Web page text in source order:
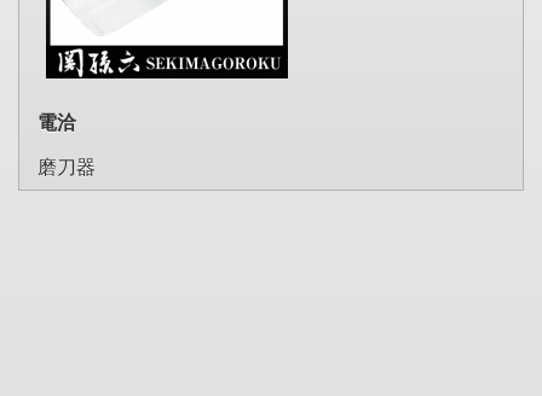
電洽
磨刀器